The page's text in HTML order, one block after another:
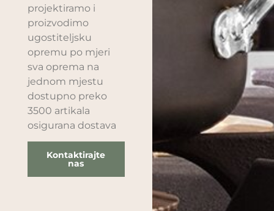
projektiramo i
proizvodimo
ugostiteljsku
opremu po mjeri
sva oprema na
jednom mjestu
dostupno preko
3500 artikala
osigurana dostava
Kontaktirajte
nas